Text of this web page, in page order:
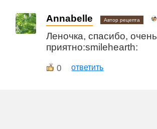
Annabelle Автор рецепта
Леночка, спасибо, очень
приятно:smilehearth:
0 ответить